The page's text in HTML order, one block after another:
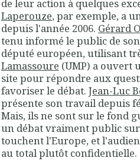
de leur action à quelques
Laperouze, par exemple, a
depuis l'année 2006. Gérard
tenu informé le public de
député européen, utilisant
Lamassoure (UMP) a ouvert
site pour répondre aux
favoriser le débat. Jean-Luc
présente son travail depuis
Mais, ils ne sont sur le fond
un débat vraiment public
touchent l'Europe, et
au total plutôt confidentielle.